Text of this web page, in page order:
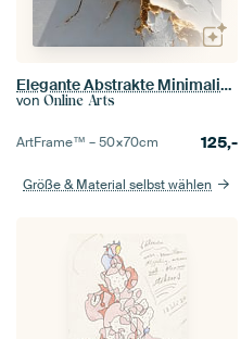
Elegante Abstrakte Minimalistische Wabi-Sabi Gold Kunst
von Online Arts
ArtFrame™ –50×70cm 125,-
Größe & Material selbst wählen